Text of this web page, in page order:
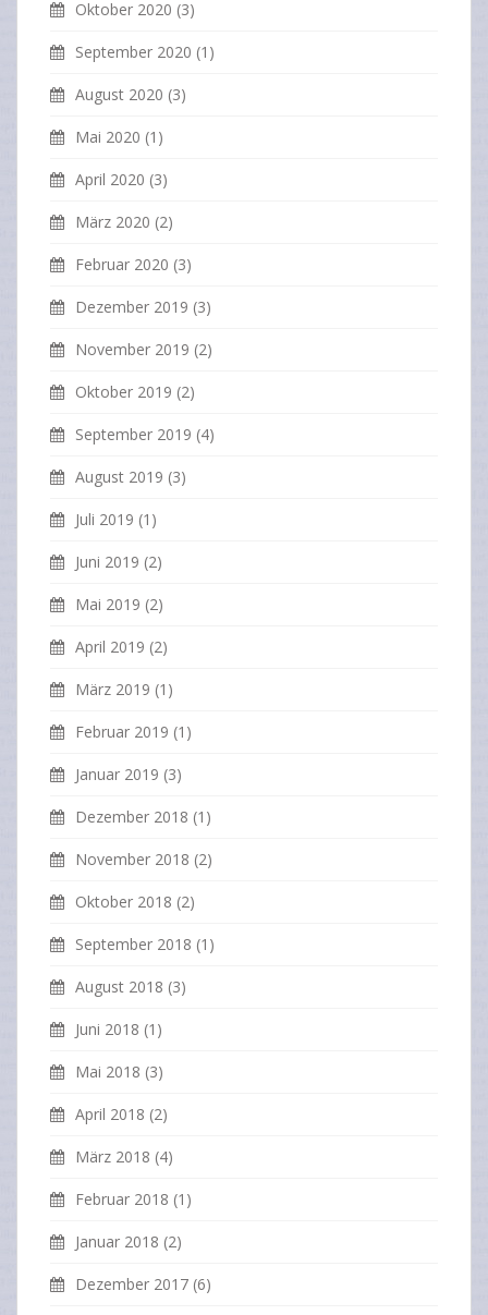
Oktober 2020 (3)
September 2020 (1)
August 2020 (3)
Mai 2020 (1)
April 2020 (3)
März 2020 (2)
Februar 2020 (3)
Dezember 2019 (3)
November 2019 (2)
Oktober 2019 (2)
September 2019 (4)
August 2019 (3)
Juli 2019 (1)
Juni 2019 (2)
Mai 2019 (2)
April 2019 (2)
März 2019 (1)
Februar 2019 (1)
Januar 2019 (3)
Dezember 2018 (1)
November 2018 (2)
Oktober 2018 (2)
September 2018 (1)
August 2018 (3)
Juni 2018 (1)
Mai 2018 (3)
April 2018 (2)
März 2018 (4)
Februar 2018 (1)
Januar 2018 (2)
Dezember 2017 (6)